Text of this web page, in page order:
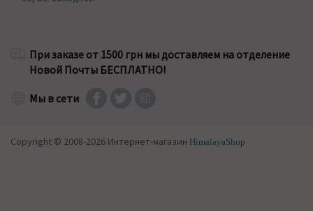
При заказе от 1500 грн мы доставляем на отделение
Новой Почты БЕСПЛАТНО!
Мы в сети
Copyright © 2008-2026 Интернет-магазин HimalayaShop